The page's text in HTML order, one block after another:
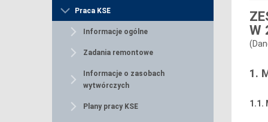
Praca KSE
Informacje ogólne
Zadania remontowe
Informacje o zasobach
wytwórczych
Plany pracy KSE
W
1.
1.1.